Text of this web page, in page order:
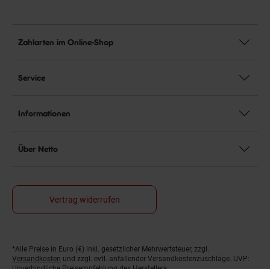
Zahlarten im Online-Shop
Service
Informationen
Über Netto
Vertrag widerrufen
Fußnoten
*Alle Preise in Euro (€) inkl. gesetzlicher Mehrwertsteuer, zzgl.
Versandkosten und zzgl. evtl. anfallender Versandkostenzuschläge. UVP: